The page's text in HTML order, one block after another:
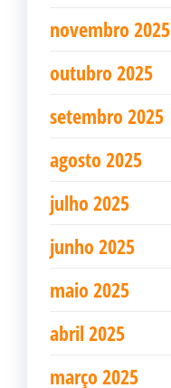
novembro 2025
outubro 2025
setembro 2025
agosto 2025
julho 2025
junho 2025
maio 2025
abril 2025
março 2025